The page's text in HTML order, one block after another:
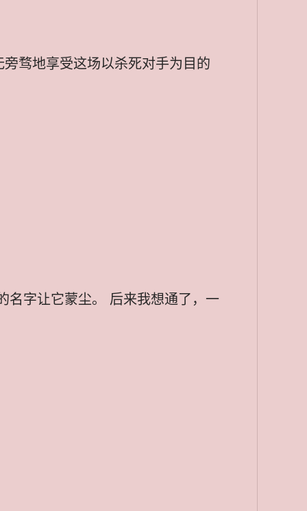
骛地享受这场以杀死对手为目的
名字让它蒙尘。 后来我想通了，一